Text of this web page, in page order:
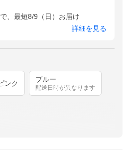
、最短8/9（日）お届け
詳細を見る
ンク ブルー
配送日時が異なります